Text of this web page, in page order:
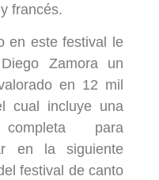
francés.
en este festival le
Zamora un
en 12 mil
cual incluye una
para
en la siguiente
festival de canto